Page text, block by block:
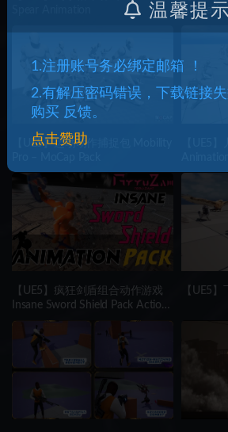
【UE5】运动动作捕捉包 Mobility
【UE5】疯狂剑盾组合动作游戏
Insane Sword Shield Pack Action
RPG | Available for all genres.
【UE5
温馨提示
1.注册账号务必绑定邮箱 ！
2.有解压密码错误，下载链接
购买 反馈。
点击赞助